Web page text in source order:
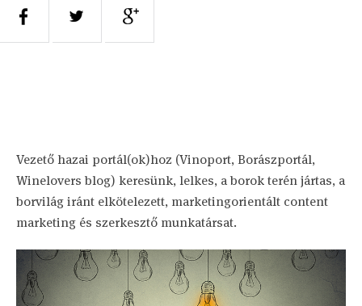
Vezető hazai portál(ok)hoz (Vinoport, Borászportál,
Winelovers blog) keresünk, lelkes, a borok terén jártas, a
borvilág iránt elkötelezett, marketingorientált content
marketing és szerkesztő munkatársat.